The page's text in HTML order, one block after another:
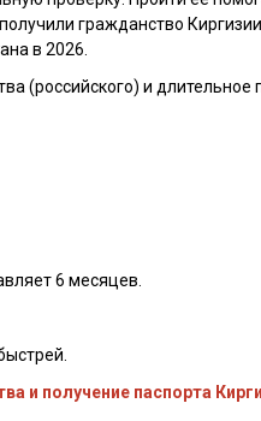
гражданство
в 2026.
(российского) и длительное
6 месяцев.
и получение паспорта